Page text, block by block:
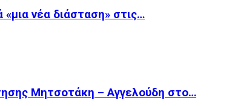
νέα διάσταση» στις…
Μητσοτάκη – Αγγελούδη στο…